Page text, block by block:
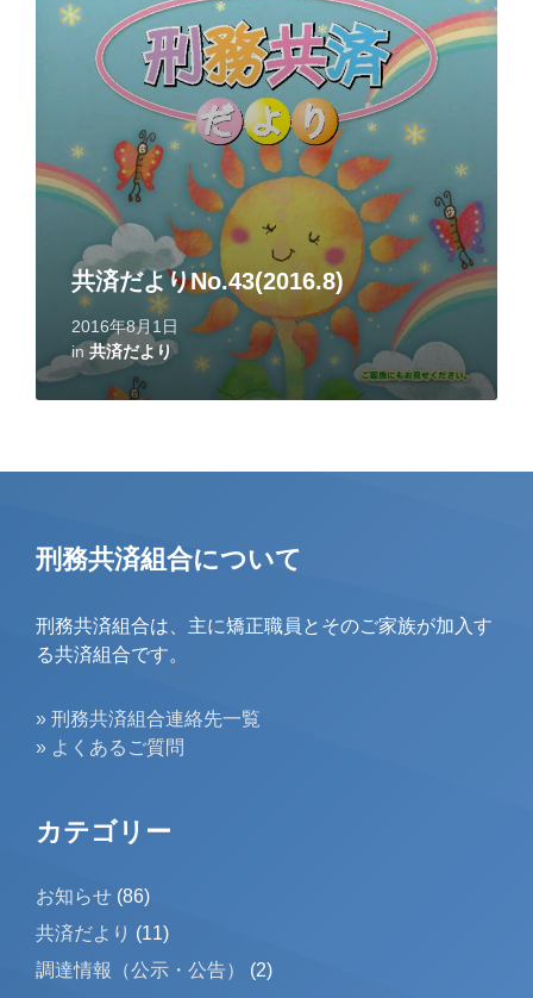
共済だよりNo.43(2016.8)
2016年8月1日
in 共済だより
刑務共済組合について
刑務共済組合は、主に矯正職員とそのご家族が加入す
る共済組合です。
» 刑務共済組合連絡先一覧
» よくあるご質問
カテゴリー
お知らせ (86)
共済だより (11)
調達情報（公示・公告）
(2)